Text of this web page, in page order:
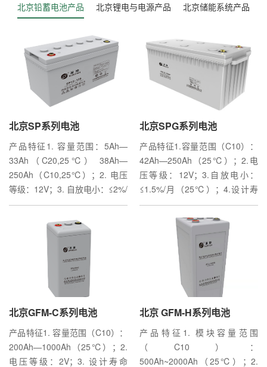
北京铅蓄电池产品 北京锂电与电源产品 北京储能系统产品
北京SP系列电池
产品特征1. 容量范围：5Ah—
33Ah（C20,25℃） 38Ah—
250Ah（C10,25℃）；2. 电压
等级：12V；3. 自放电小：≤2%/
月（25℃）4. 设计寿命长：
35Ah及以下为5年、35Ah以上
为10年（25℃）；5. 工作温度
范围宽：-15℃...
北京SPG系列电池
产品特征1.容量范围（C10）：
42Ah—250Ah（25℃）；2.电
压等级：12V；3.自放电小：
≤1.5%/月（25℃）；4.设计寿
命长：12年（25℃）；5.工作
温度范围宽：-15℃～45℃。主
要应用领域数据中心IDC机房
UPS/EPS系统高压直流系统云计
算中心互联网控制中...
北京GFM-C系列电池
产品特征1. 容量范围（C10）：
200Ah—1000Ah（25℃）；2.
电压等级：2V；3. 设计寿命
北京 GFM-H系列电池
产品特征1. 模块容量范围
（C10）：
500Ah~2000Ah（25℃）；2.
北京SCIFP-i系列
产品特征1、DC/DC 架构可靠性
高2、支持大功率放电3、多组并
联使用，不降额4、支持铅酸混
用5、支持新旧混合6、电池组能
量密度高7、标准模块设计，易
于安装维护8、超长使用寿命9、
充放电效率高主要应用领域有线
通信局（站）、交换站无线通信
局（站）、分散基站电力、军用
等各类专网通信基...
北京5G一体化电源产品系列
产品特征1、高效，50%负载效
率达96%2、高防护等级，IP65
防护等级，自然散热3、安装简
易，适合壁挂，旗装等多种安装
方式4、环境适应性强5、智能，
近端维护采用蓝牙通讯，手机
APP监控 远端数据通过4G无线
回传，配置有485接口6、智能
运维，可通过终端遥控、遥调
7、采用IP6...
北京5G电池系列
产品特征满足壁挂、抱杆等应用
场景，支持旗装、平装等安装方
式内置智能BMS对电池进行实时
北京SCIFP系列
产品特征1、能量密度高；2、易
于安装和升级；3、运行可靠性
高；4、通过远程控制/诊断优化
北京风冷储能集装箱
产品特征安全，可靠、长寿命智
能化BMS，外置BMU，方便维
护模块化设计，安装方便内部
CAN通信主要应用领域工商业储
能大型储能
产品特征高容量，单块
5.12kWh，最多达6块组合高功
率，6块更高30kW，满足一家全
天候备电6000+循环寿命，10年
无忧设备通信，实时检测，无通
信可自主运行模块设计，摞放即
安装，无接线磷酸铁锂，安全到
家，CE CB主要应用领域
产品特征高容量，单块
5.12kWh，最多达6块组合兼容
市场上的单相和三相逆变器模块
北京机架式户用储能系统
产品特征安全，可靠6000+循环
寿命，10年无忧兼容市场上一级
品牌逆变器模块化设计，安装方